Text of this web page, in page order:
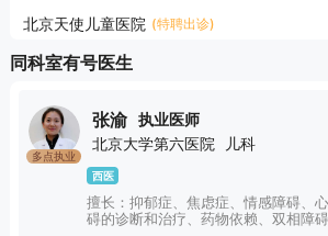
北京天使儿童医院 (特聘出诊)
同科室有号医生
多点执业
张渝
执业医师
北京大学第六医院
儿科
西医
擅长：抑郁症、焦虑症、情感障碍、
碍的诊断和治疗、药物依赖、双相障